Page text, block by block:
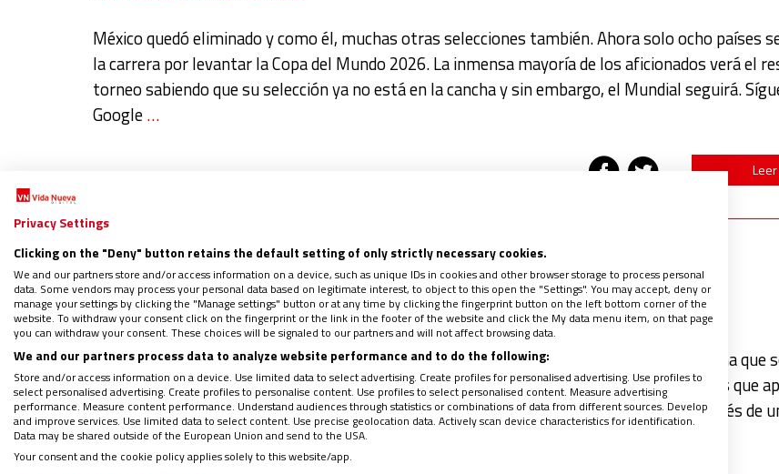
México quedó eliminado y como él, muchas otras selecciones también. Ahora solo ocho países
la carrera por levantar la Copa del Mundo 2026. La inmensa mayoría de los aficionados verá el
torneo sabiendo que su selección ya no está en la cancha y sin embargo, el Mundial seguirá.
Google…
El Consistorio de León XIV: el otro Mundial
porDAVID JASSO RAMÍREZel01/07/2026
Mientras el Mundial avanza hacia sus fases decisivas, sigo maravillándome con una escena que
y otra vez. Basta mirar las tribunas para descubrir banderas de todos los colores, idiomas que
entienden entre sí, rostros de todas las razas y generaciones enteras abrazándose después de
Durante noventa minutos, el…
Privacy Settings
Clicking on the "Deny" button retains the default setting of only strictly necessary cookies.
We and our partners store and/or access information on a device, such as unique IDs in cookies and other browser storage to process personal
data. Some vendors may process your personal data based on legitimate interest, to object to this open the "Settings". You may accept, deny or
manage your settings by clicking the "Manage settings" button or at any time by clicking the fingerprint button on the left bottom corner of the
website. To withdraw your consent click on the fingerprint or the link in the footer of the website and click the My data menu item, on that page
you can withdraw your consent. These choices will be signaled to our partners and will not affect browsing data.
We and our partners process data to analyze website performance and to do the following:
Store and/or access information on a device. Use limited data to select advertising. Create profiles for personalised advertising. Use profiles to
select personalised advertising. Create profiles to personalise content. Use profiles to select personalised content. Measure advertising
performance. Measure content performance. Understand audiences through statistics or combinations of data from different sources. Develop
and improve services. Use limited data to select content. Use precise geolocation data. Actively scan device characteristics for identification.
Data may be shared outside of the European Union and send to the USA.
Your consent and the cookie policy applies solely to this website/app.